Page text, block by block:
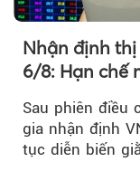
Nhận định
6/8: Hạn chế
Sau phiên điều
gia nhận định
tục diễn biến